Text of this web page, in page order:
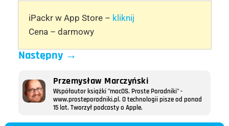
iPackr w App Store – kliknij
Cena – darmowy
Następny→
Przemysław Marczyński
Współautor książki "macOS. Proste Poradniki" -
www.prosteporadniki.pl. O technologii pisze od ponad
15 lat. Tworzył podcasty o Apple.